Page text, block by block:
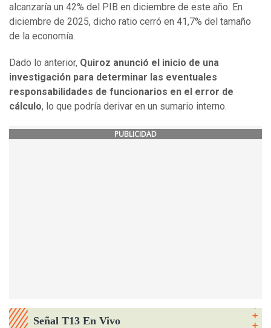
alcanzaría un 42% del PIB en diciembre de este año. En
diciembre de 2025, dicho ratio cerró en 41,7% del tamaño
de la economía.
Dado lo anterior, Quiroz anunció el inicio de una
investigación para determinar las eventuales
responsabilidades de funcionarios en el error de
cálculo, lo que podría derivar en un sumario interno.
PUBLICIDAD
Señal T13 En Vivo